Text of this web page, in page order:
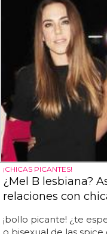
¡CHICAS PICANTES!
¿Mel B lesbiana?
relaciones con
¡bollo picante! ¿te
o bisexual de las spice